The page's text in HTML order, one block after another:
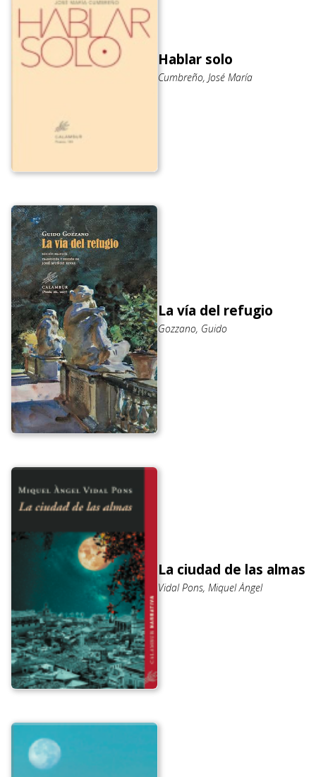
Hablar solo
Cumbreño, José María
La vía del refugio
Gozzano, Guido
La ciudad de las almas
Vidal Pons, Miquel Àngel